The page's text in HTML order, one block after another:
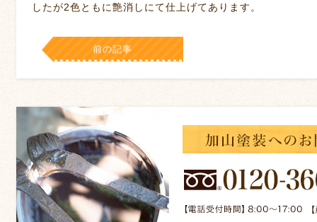
したが2色ともに艶消しにて仕上げてあります。
前の記事